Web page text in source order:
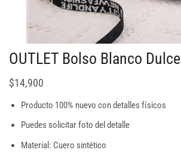
OUTLET Bolso Blanco Dulce
$14,900
Producto 100% nuevo con detalles físicos
Puedes solicitar foto del detalle
Material: Cuero sintético